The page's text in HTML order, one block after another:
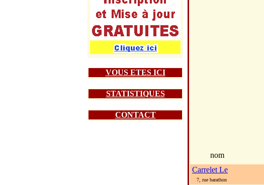
VOUS ETES ICI
STATISTIQUES
CONTACT
nom
Carrelet Le
7, rue barathon